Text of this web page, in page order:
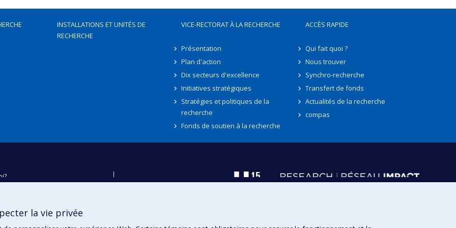
INSTALLATIONS ET UNITÉS DE
RECHERCHE
VICE-RECTORAT À LA RECHERCHE
Présentation
Plan d'action
Dix secteurs d'excellence
Initiatives stratégiques
Stratégies et politiques de la
recherche
Fonds de soutien à la recherche
ACCÈS RAPIDE
Qui fait quoi ?
Nous trouver
Synchro-recherche
Transfert de fonds
Actualités de la recherche
compas
la vie privée